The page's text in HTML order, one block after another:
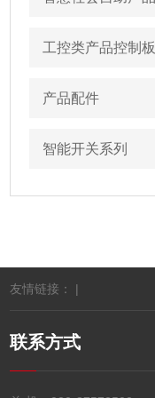
工控类产品控制板
产品配件
智能开关系列
友情链接： |
联系方式